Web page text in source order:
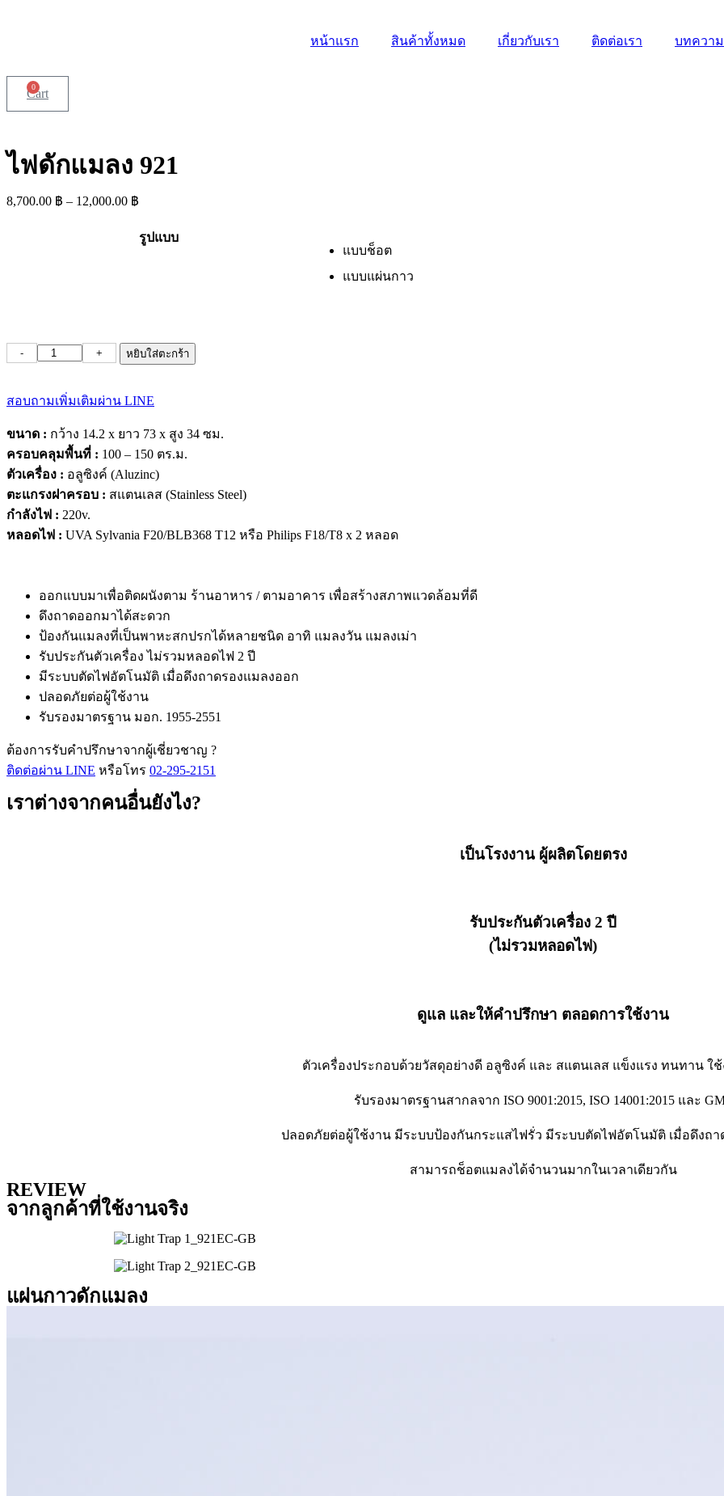
หน้าแรก สินค้าทั้งหมด เกี่ยวกับเรา ติดต่อเรา บทความ
0
Cart
ไฟดักแมลง 921
8,700.00 ฿ – 12,000.00 ฿
รูปแบบ
แบบช็อต
แบบแผ่นกาว
จำนวน
921
ชิ้น
- + หยิบใส่ตะกร้า
สอบถามเพิ่มเติมผ่าน LINE
ขนาด : กว้าง 14.2 x ยาว 73 x สูง 34 ซม.
ครอบคลุมพื้นที่ : 100 – 150 ตร.ม.
ตัวเครื่อง : อลูซิงค์ (Aluzinc)
ตะแกรงฝาครอบ : สแตนเลส (Stainless Steel)
กำลังไฟ : 220v.
หลอดไฟ : UVA Sylvania F20/BLB368 T12 หรือ Philips F18/T8 x 2 หลอด
ออกแบบมาเพื่อติดผนังตาม ร้านอาหาร / ตามอาคาร เพื่อสร้างสภาพแวดล้อมที่ดี
ดึงถาดออกมาได้สะดวก
ป้องกันแมลงที่เป็นพาหะสกปรกได้หลายชนิด อาทิ แมลงวัน แมลงเม่า
รับประกันตัวเครื่อง ไม่รวมหลอดไฟ 2 ปี
มีระบบตัดไฟอัตโนมัติ เมื่อดึงถาดรองแมลงออก
ปลอดภัยต่อผู้ใช้งาน
รับรองมาตรฐาน มอก. 1955-2551
ต้องการรับคำปรึกษาจากผู้เชี่ยวชาญ ?
ติดต่อผ่าน LINE หรือโทร 02-295-2151
เราต่างจากคนอื่นยังไง?
เป็นโรงงาน ผู้ผลิตโดยตรง
รับประกันตัวเครื่อง 2 ปี
(ไม่รวมหลอดไฟ)
ดูแล และให้คำปรึกษา ตลอดการใช้งาน
ตัวเครื่องประกอบด้วยวัสดุอย่างดี อลูซิงค์ และ สแตนเลส แข็งแรง ทนทาน ใ
รับรองมาตรฐานสากลจาก ISO 9001:2015, ISO 14001:2015 และ
ปลอดภัยต่อผู้ใช้งาน มีระบบป้องกันกระแสไฟรั่ว มีระบบตัดไฟอัตโนมัติ เมื่อดึงถา
สามารถช็อตแมลงได้จำนวนมากในเวลาเดียวกัน
REVIEW
จากลูกค้าที่ใช้งานจริง
แผ่นกาวดักแมลง